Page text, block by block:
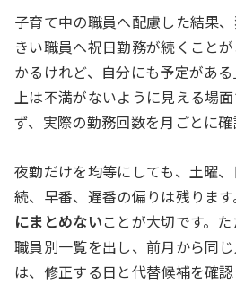
子育て中の職員へ配慮した結果
きい職員へ祝日勤務が続くこと
かるけれど、自分にも予定があ
上は不満がないように見える場
ず、実際の勤務回数を月ごとに確
夜勤だけを均等にしても、土曜
続、早番、遅番の偏りは残りま
にまとめないことが大切です。
職員別一覧を出し、前月から同
は、修正する日と代替候補を確認